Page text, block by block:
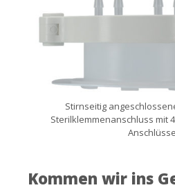
Stirnseitig
Sterilklemmenanschluss mit 4
Kommen wir ins